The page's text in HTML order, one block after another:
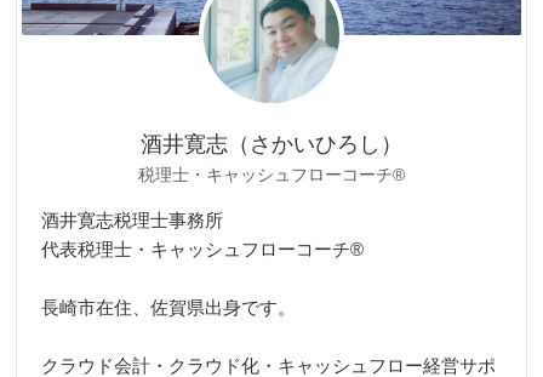
酒井寛志（さかいひろし）
税理士・キャッシュフローコーチ®
酒井寛志税理士事務所
代表税理士・キャッシュフローコーチ®
長崎市在住、佐賀県出身です。
クラウド会計・クラウド化・キャッシュフロー経営サポ